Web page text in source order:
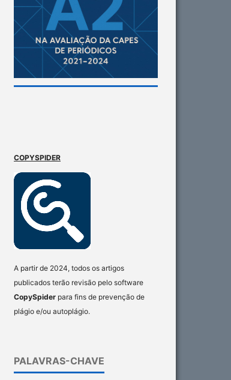
COPYSPIDER
A partir de 2024, todos os artigos
publicados terão revisão pelo software
CopySpider para fins de prevenção de
plágio e/ou autoplágio.
PALAVRAS-CHAVE